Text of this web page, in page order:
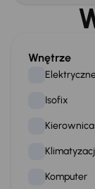
Wnętrze
Isofix
Komputer